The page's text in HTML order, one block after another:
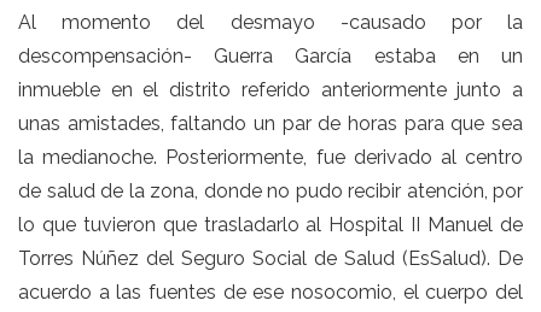
Al momento del desmayo -causado por la
descompensación- Guerra García estaba en un
inmueble en el distrito referido anteriormente junto a
unas amistades, faltando un par de horas para que sea
la medianoche. Posteriormente, fue derivado al centro
de salud de la zona, donde no pudo recibir atención, por
lo que tuvieron que trasladarlo al Hospital II Manuel de
Torres Núñez del Seguro Social de Salud (EsSalud). De
acuerdo a las fuentes de ese nosocomio, el cuerpo del